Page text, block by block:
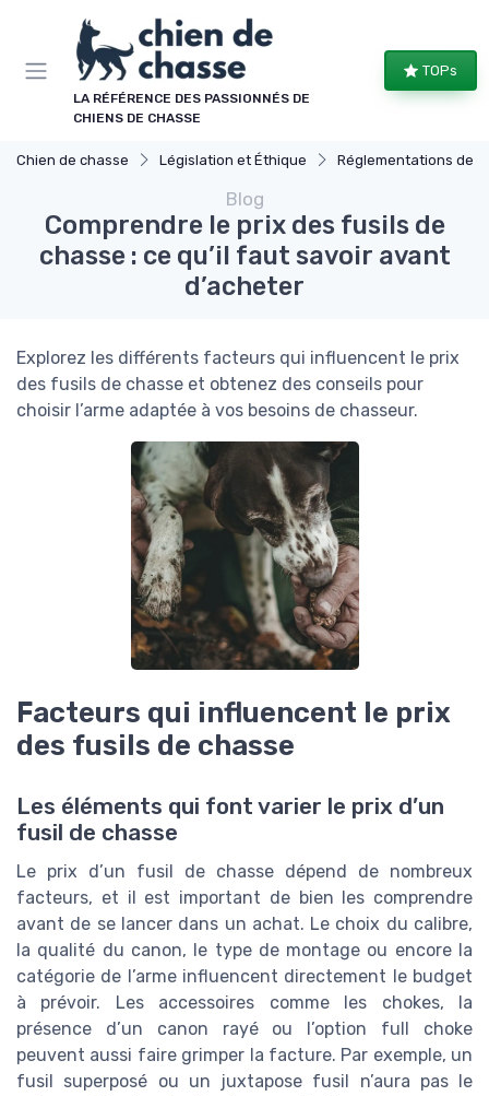
LA RÉFÉRENCE DES PASSIONNÉS DE
CHIENS DE CHASSE
TOPs
Chien de chasse Législation et Éthique Réglementations de
Blog
Comprendre le prix des fusils de
chasse : ce qu’il faut savoir avant
d’acheter
Explorez les différents facteurs qui influencent le prix
des fusils de chasse et obtenez des conseils pour
choisir l’arme adaptée à vos besoins de chasseur.
Facteurs qui influencent le prix
des fusils de chasse
Les éléments qui font varier le prix d’un
fusil de chasse
Le prix d’un fusil de chasse dépend de nombreux
facteurs, et il est important de bien les comprendre
avant de se lancer dans un achat. Le choix du calibre,
la qualité du canon, le type de montage ou encore la
catégorie de l’arme influencent directement le budget
à prévoir. Les accessoires comme les chokes, la
présence d’un canon rayé ou l’option full choke
peuvent aussi faire grimper la facture. Par exemple, un
fusil superposé ou un juxtapose fusil n’aura pas le
Panneau de gestion des cookies